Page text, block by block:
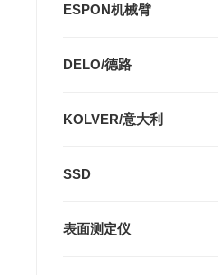
ESPON机械臂
DELO/德路
KOLVER/意大利
SSD
表面测定仪